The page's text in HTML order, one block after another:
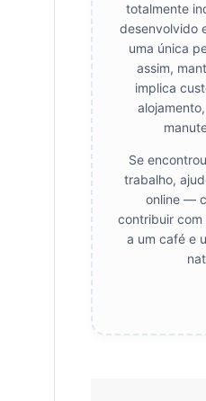
totalmente
desenvolvido
uma única
assim,
implica
Se
trabalho,
online —
contribuir
a um café e